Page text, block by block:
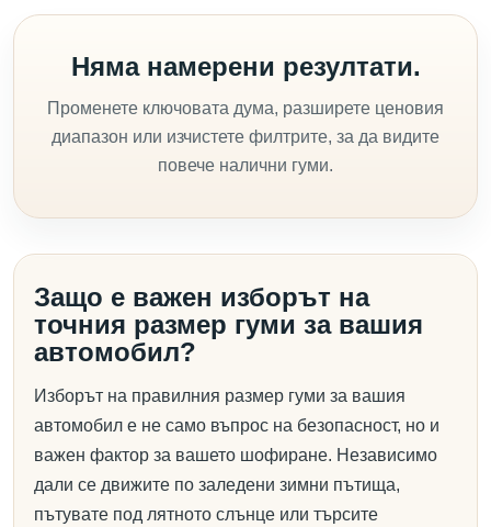
Няма намерени резултати.
Променете ключовата дума, разширете ценовия
диапазон или изчистете филтрите, за да видите
повече налични гуми.
Защо е важен изборът на
точния размер гуми за вашия
автомобил?
Изборът на правилния размер гуми за вашия
автомобил е не само въпрос на безопасност, но и
важен фактор за вашето шофиране. Независимо
дали се движите по заледени зимни пътища,
пътувате под лятното слънце или търсите